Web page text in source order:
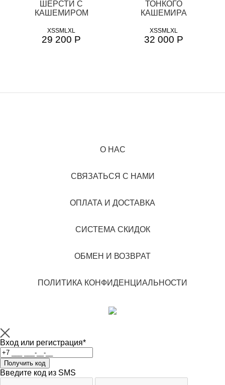
ШЕРСТИ С
КАШЕМИРОМ
29 200 Р
XSSM LXL
ТОНКОГО
КАШЕМИРА
32 000 Р
XSSM LXL
О НАС
СВЯЗАТЬСЯ С НАМИ
ОПЛАТА И ДОСТАВКА
СИСТЕМА СКИДОК
ОБМЕН И ВОЗВРАТ
ПОЛИТИКА КОНФИДЕНЦИАЛЬНОСТИ
Вход или регистрация*
Введите код из SMS